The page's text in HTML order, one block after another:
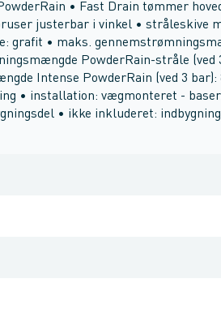
• Fast Drain tømmer
justerbar i vinkel • stråleskive
grafit • maks.
PowderRain-stråle (ved
Intense PowderRain (ved 3
• installation: vægmonteret -
• ikke inkluderet: